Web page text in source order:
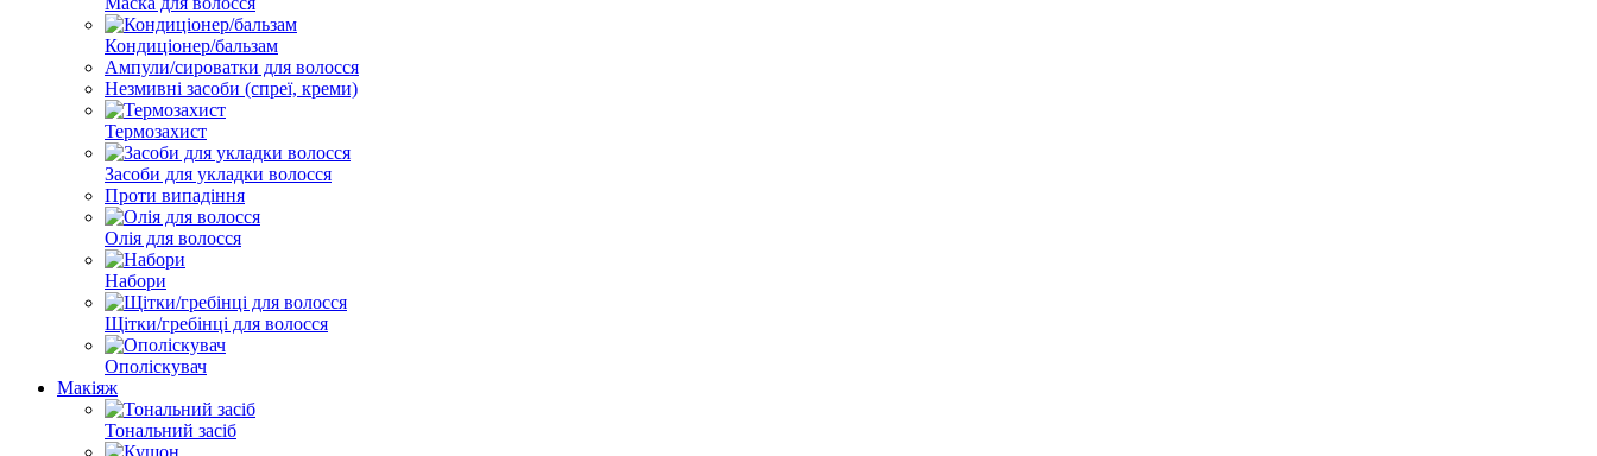
Кондиціонер/бальзам
Ампули/сироватки для волосся
Незмивні засоби (спреї, креми)
Термозахист
Засоби для укладки волосся
Проти випадіння
Олія для волосся
Набори
Щітки/гребінці для волосся
Ополіскувач
Макіяж
Тональний засіб